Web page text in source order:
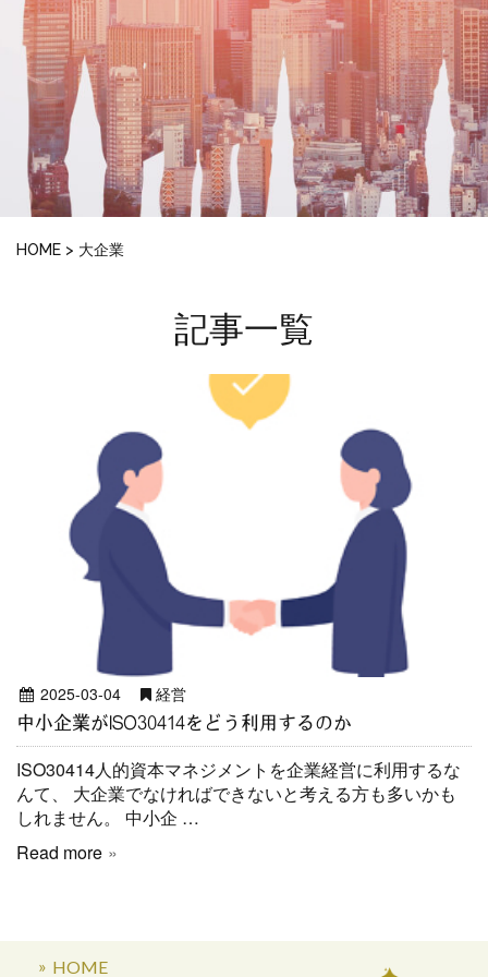
HOME > 大企業
記事一覧
2025-03-04 経営
中小企業がISO30414をどう利用するのか
ISO30414人的資本マネジメントを企業経営に利用するな
んて、 大企業でなければできないと考える方も多いかも
しれません。 中小企 …
Read more
HOME